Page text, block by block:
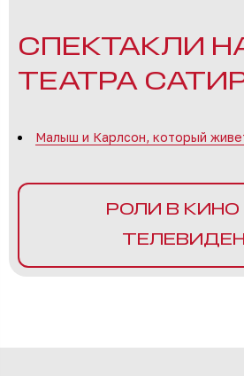
СПЕКТАКЛИ
ТЕАТРА
Малыш и Карлсон, который
РОЛИ В КИНО